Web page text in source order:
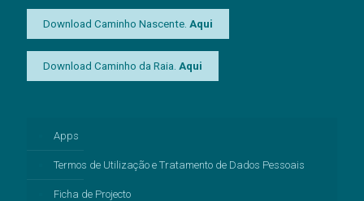
Download Caminho Nascente. Aqui
Download Caminho da Raia. Aqui
Apps
Termos de Utilização e Tratamento de Dados Pessoais
Ficha de Projecto